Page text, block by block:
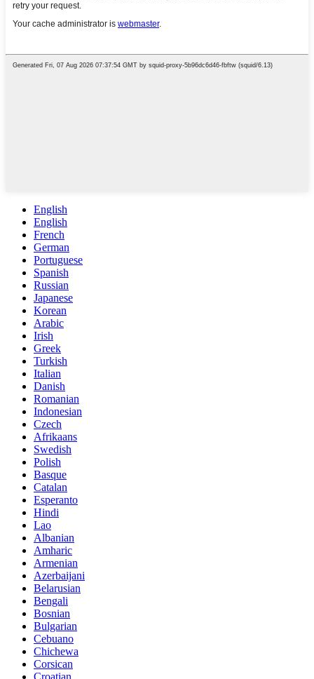
English
English
French
German
Portuguese
Spanish
Russian
Japanese
Korean
Arabic
Irish
Greek
Turkish
Italian
Danish
Romanian
Indonesian
Czech
Afrikaans
Swedish
Polish
Basque
Catalan
Esperanto
Hindi
Lao
Albanian
Amharic
Armenian
Azerbaijani
Belarusian
Bengali
Bosnian
Bulgarian
Cebuano
Chichewa
Corsican